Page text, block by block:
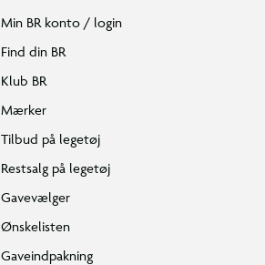
Min BR konto / login
Find din BR
Klub BR
Mærker
Tilbud på legetøj
Restsalg på legetøj
Gavevælger
Ønskelisten
Gaveindpakning